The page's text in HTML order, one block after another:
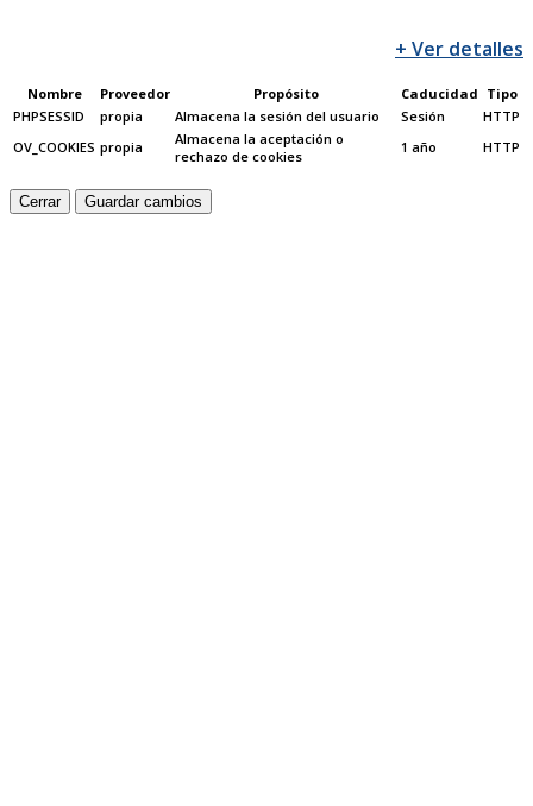
+ Ver detalles
Nombre Proveedor Propósito Caducidad Tipo
PHPSESSID
propia Almacena la sesión del usuario Sesión
HTTP
OV_COOKIES propia
Almacena la aceptación o
rechazo de cookies
1 año HTTP
Cerrar Guardar cambios